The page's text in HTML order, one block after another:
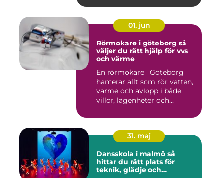
01. jun
Rörmokare i göteborg så
väljer du rätt hjälp för vvs
och värme
En rörmokare i Göteborg
hanterar allt som rör vatten,
värme och avlopp i både
villor, lägenheter och...
31. maj
Dansskola i malmö så
hittar du rätt plats för
teknik, glädje och